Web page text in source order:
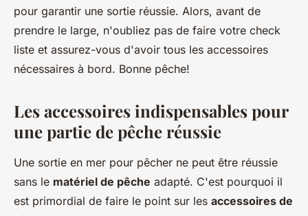
pour garantir une sortie réussie. Alors, avant de
prendre le large, n'oubliez pas de faire votre check
liste et assurez-vous d'avoir tous les accessoires
nécessaires à bord. Bonne pêche!
Les accessoires indispensables pour
une partie de pêche réussie
Une sortie en mer pour pêcher ne peut être réussie
sans le matériel de pêche adapté. C'est pourquoi il
est primordial de faire le point sur les accessoires de